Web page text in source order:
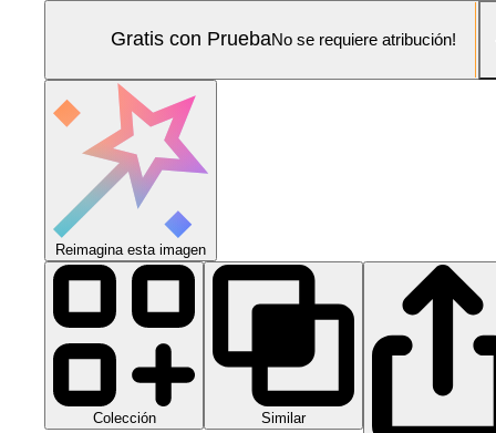
Gratis con PruebaNo se requiere atribución!
Reimagina esta imagen
Colección Similar